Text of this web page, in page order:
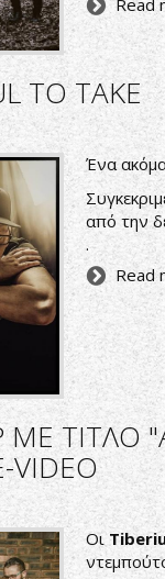
TO TAKE
Ένα
από την
.
Read
ΤΙΤΛΟ
VIDEO
Oι